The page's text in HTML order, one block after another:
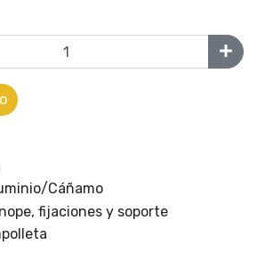
Cáñamo
fijaciones y soporte